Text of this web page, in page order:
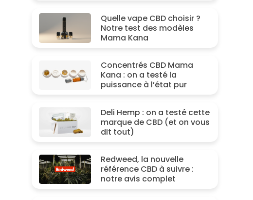
Quelle vape CBD choisir ?
Notre test des modèles
Mama Kana
Concentrés CBD Mama
Kana : on a testé la
puissance à l’état pur
Deli Hemp : on a testé cette
marque de CBD (et on vous
dit tout)
Redweed, la nouvelle
référence CBD à suivre :
notre avis complet